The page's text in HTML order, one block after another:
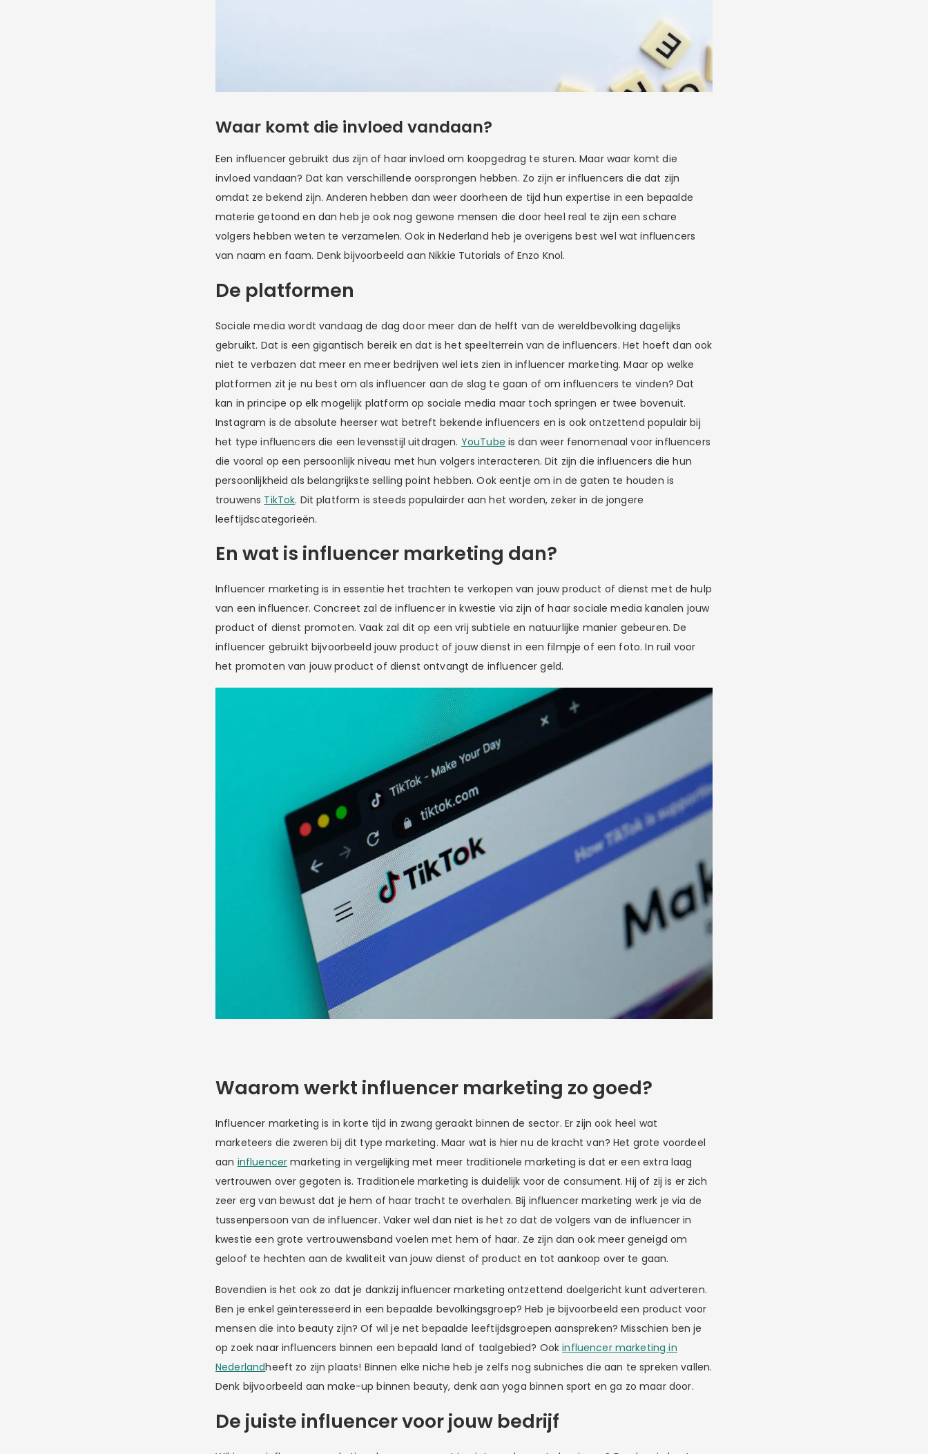
Waar komt die invloed vandaan?
Een influencer gebruikt dus zijn of haar invloed om koopgedrag te sturen. Maar waar komt die
invloed vandaan? Dat kan verschillende oorsprongen hebben. Zo zijn er influencers die dat zijn
omdat ze bekend zijn. Anderen hebben dan weer doorheen de tijd hun expertise in een bepaalde
materie getoond en dan heb je ook nog gewone mensen die door heel real te zijn een schare
volgers hebben weten te verzamelen. Ook in Nederland heb je overigens best wel wat influencers
van naam en faam. Denk bijvoorbeeld aan Nikkie Tutorials of Enzo Knol.
De platformen
Sociale media wordt vandaag de dag door meer dan de helft van de wereldbevolking dagelijks
gebruikt. Dat is een gigantisch bereik en dat is het speelterrein van de influencers. Het hoeft dan ook
niet te verbazen dat meer en meer bedrijven wel iets zien in influencer marketing. Maar op welke
platformen zit je nu best om als influencer aan de slag te gaan of om influencers te vinden? Dat
kan in principe op elk mogelijk platform op sociale media maar toch springen er twee bovenuit.
Instagram is de absolute heerser wat betreft bekende influencers en is ook ontzettend populair bij
het type influencers die een levensstijl uitdragen. YouTube is dan weer fenomenaal voor influencers
die vooral op een persoonlijk niveau met hun volgers interacteren. Dit zijn die influencers die hun
persoonlijkheid als belangrijkste selling point hebben. Ook eentje om in de gaten te houden is
trouwens TikTok. Dit platform is steeds populairder aan het worden, zeker in de jongere
leeftijdscategorieën.
En wat is influencer marketing dan?
Influencer marketing is in essentie het trachten te verkopen van jouw product of dienst met de hulp
van een influencer. Concreet zal de influencer in kwestie via zijn of haar sociale media kanalen jouw
product of dienst promoten. Vaak zal dit op een vrij subtiele en natuurlijke manier gebeuren. De
influencer gebruikt bijvoorbeeld jouw product of jouw dienst in een filmpje of een foto. In ruil voor
het promoten van jouw product of dienst ontvangt de influencer geld.
Waarom werkt influencer marketing zo goed?
Influencer marketing is in korte tijd in zwang geraakt binnen de sector. Er zijn ook heel wat
marketeers die zweren bij dit type marketing. Maar wat is hier nu de kracht van? Het grote voordeel
aan influencer marketing in vergelijking met meer traditionele marketing is dat er een extra laag
vertrouwen over gegoten is. Traditionele marketing is duidelijk voor de consument. Hij of zij is er zich
zeer erg van bewust dat je hem of haar tracht te overhalen. Bij influencer marketing werk je via de
tussenpersoon van de influencer. Vaker wel dan niet is het zo dat de volgers van de influencer in
kwestie een grote vertrouwensband voelen met hem of haar. Ze zijn dan ook meer geneigd om
geloof te hechten aan de kwaliteit van jouw dienst of product en tot aankoop over te gaan.
Bovendien is het ook zo dat je dankzij influencer marketing ontzettend doelgericht kunt adverteren.
Ben je enkel geïnteresseerd in een bepaalde bevolkingsgroep? Heb je bijvoorbeeld een product voor
mensen die into beauty zijn? Of wil je net bepaalde leeftijdsgroepen aanspreken? Misschien ben je
op zoek naar influencers binnen een bepaald land of taalgebied? Ookinfluencer marketing in
Nederlandheeft zo zijn plaats! Binnen elke niche heb je zelfs nog subniches die aan te spreken vallen.
Denk bijvoorbeeld aan make-up binnen beauty, denk aan yoga binnen sport en ga zo maar door.
De juiste influencer voor jouw bedrijf